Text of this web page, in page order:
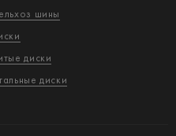
шины
диски
диски